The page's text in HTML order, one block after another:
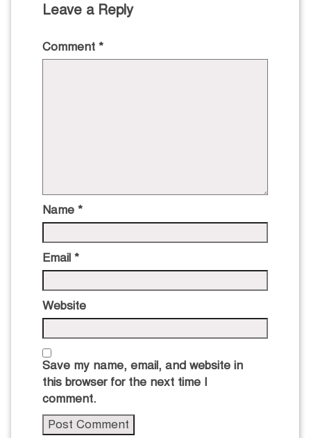
Leave a Reply
Comment *
Name *
Email *
Website
Save my name, email, and website in
this browser for the next time I
comment.